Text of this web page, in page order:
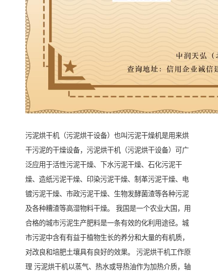
污泥烘干机（污泥烘干设备）也叫污泥干燥机是用来烘
干污泥的干燥设备，污泥烘干机（污泥烘干设备）可广
泛应用于活性污泥干燥、下水污泥干燥、石化污泥干
燥、造纸污泥干燥、印染污泥干燥、制革污泥干燥、电
镀污泥干燥、市政污泥干燥、生物发酵菌渣等各种污泥
及各种糟渣等高湿物料干燥。 我国是一个农业大国，用
合格的城市污泥生产肥料是一条有效的化利用途径。城
市污泥中含有有益于植物生长的养分和大量的有机质，
对改良和培肥土壤具有良好的效果。 污泥烘干机工作原
理 污泥烘干机以蒸气、热水或导热油作为加热介质，轴